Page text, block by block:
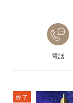
電話
終了